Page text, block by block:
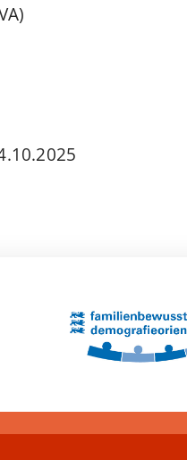
Justizministerium Baden-Württemberg